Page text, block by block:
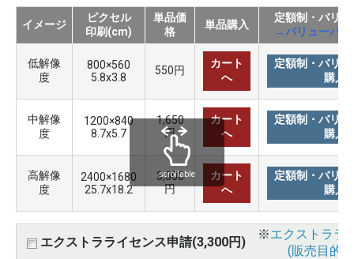
イメージ
ピクセル
印刷(cm)
単品価
格
単品購入
定額制・バリ
→バリューパッ
低解像
度
800×560
5.8x3.8
550円
カート
へ
定額制・バリ
購入
中解像
度
1200×840
8.7x5.7
1,650
円
カート
へ
定額制・バリ
購入
高解像
度
2400×1680
25.7x18.2
3,300
円
カート
へ
定額制・バリ
購入
エクストラライセンス申請(3,300円)
※エクストララ
(販売目的
scrollable